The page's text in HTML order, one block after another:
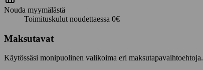
Nouda myymälästä
Toimituskulut noudettaessa 0€
Maksutavat
Käytössäsi monipuolinen valikoima eri maksutapavaihtoehtoja.